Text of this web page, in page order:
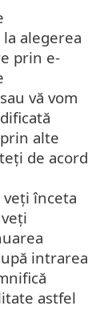
alegerea
prin e-
vă vom
alte
de acord
înceta
intrarea
astfel